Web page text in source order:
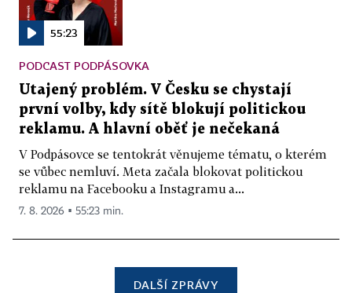
55:23
PODCAST PODPÁSOVKA
Utajený problém. V Česku se chystají
první volby, kdy sítě blokují politickou
reklamu. A hlavní oběť je nečekaná
V Podpásovce se tentokrát věnujeme tématu, o kterém
se vůbec nemluví. Meta začala blokovat politickou
reklamu na Facebooku a Instagramu a...
7. 8. 2026 ▪ 55:23 min.
DALŠÍ ZPRÁVY